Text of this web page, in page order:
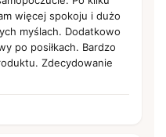
więcej spokoju i dużo
myślach. Dodatkowo
po posiłkach. Bardzo
Zdecydowanie